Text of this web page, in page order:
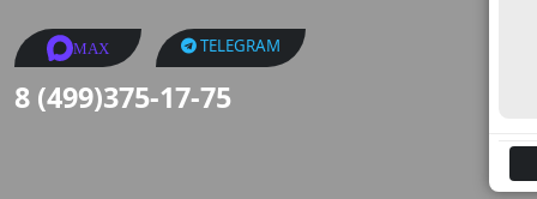
MAX TELEGRAM
8 (499)375-17-75